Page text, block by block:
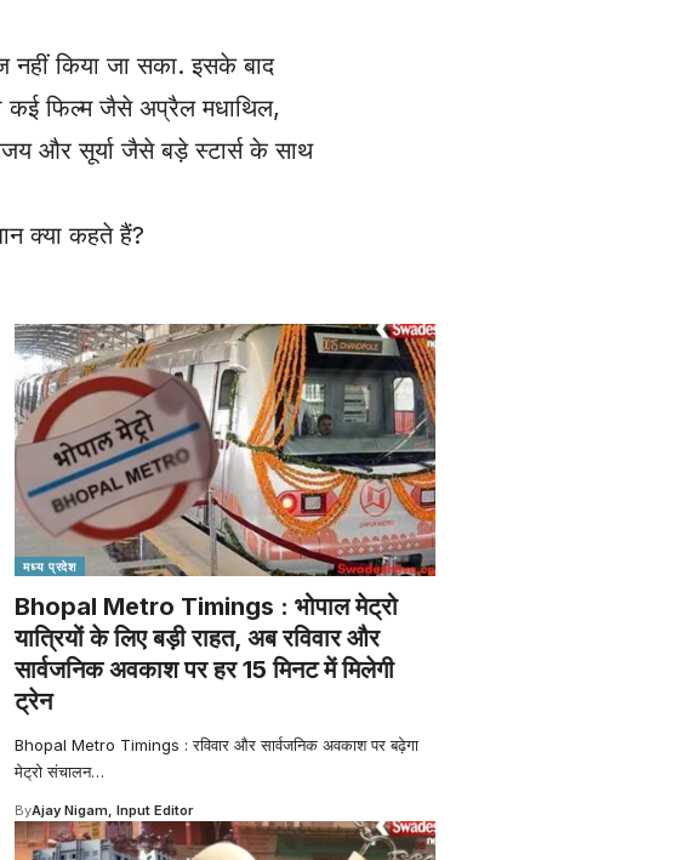
नहीं किया जा सका. इसके बाद
कई फिल्म जैसे अप्रैल मधाथिल,
और सूर्या जैसे बड़े स्टार्स के साथ
क्या कहते हैं?
मध्य प्रदेश
Bhopal Metro Timings : भोपाल मेट्रो
यात्रियों के लिए बड़ी राहत, अब रविवार और
सार्वजनिक अवकाश पर हर 15 मिनट में मिलेगी
ट्रेन
Bhopal Metro Timings : रविवार और सार्वजनिक अवकाश पर बढ़ेगा
मेट्रो संचालन…
ByAjay Nigam, Input Editor